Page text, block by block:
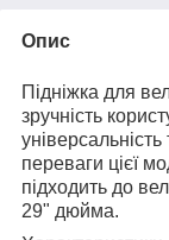
Опис
Підніжка для
зручність
переваги цієї
підходить до
29" дюйма.